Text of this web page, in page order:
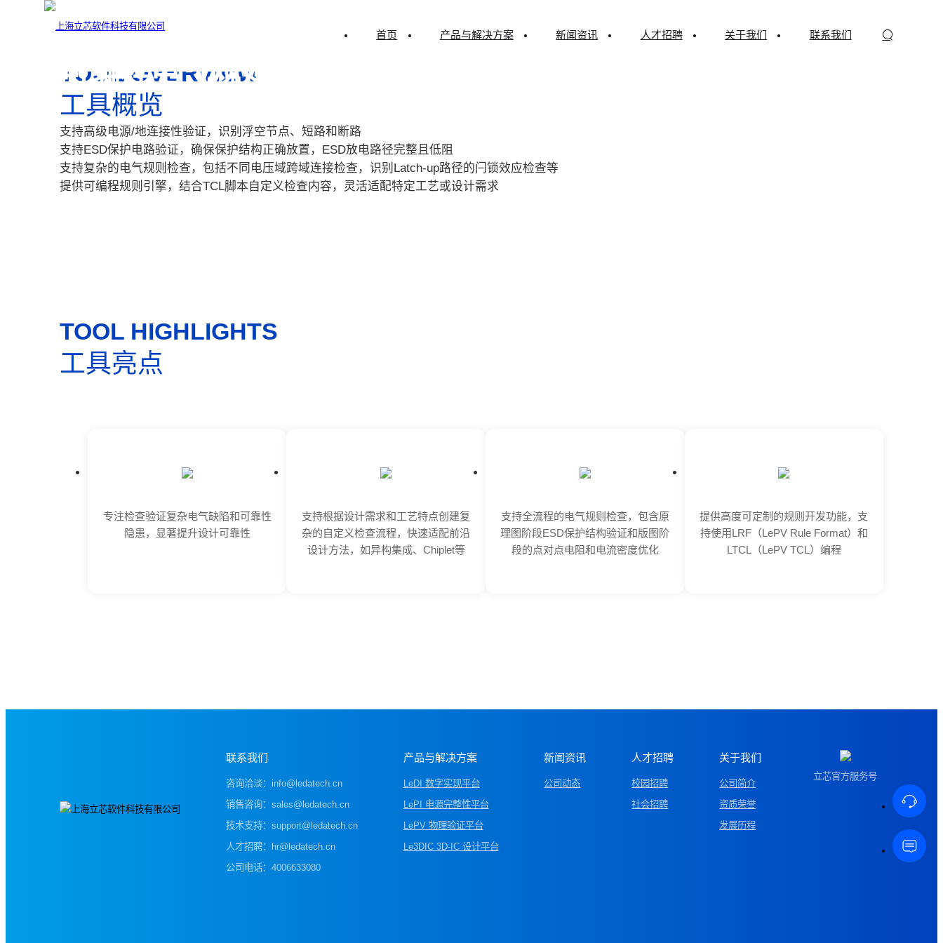
首页 产品与解决方案 新闻资讯 人才招聘 关于我们 联系我们
LePV
可编程电气规则检查工具LePERC
TOOL OVERVIEW
工具概览
支持高级电源/地连接性验证，识别浮空节点、短路和断路
支持ESD保护电路验证，确保保护结构正确放置，ESD放电路径完整且低阻
支持复杂的电气规则检查，包括不同电压域跨域连接检查，识别Latch-up路径的闩锁效应检查等
提供可编程规则引擎，结合TCL脚本自定义检查内容，灵活适配特定工艺或设计需求
TOOL HIGHLIGHTS
工具亮点
专注检查验证复杂电气缺陷和可靠性
隐患，显著提升设计可靠性
支持根据设计需求和工艺特点创建复
杂的自定义检查流程，快速适配前沿
设计方法，如异构集成、Chiplet等
支持全流程的电气规则检查，包含原
理图阶段ESD保护结构验证和版图阶
段的点对点电阻和电流密度优化
提供高度可定制的规则开发功能，支
持使用LRF（LePV Rule Format）和
LTCL（LePV TCL）编程
联系我们
咨询洽淡：info@ledatech.cn
销售咨询：sales@ledatech.cn
技术支持：support@ledatech.cn
人才招聘：hr@ledatech.cn
公司电话：4006633080
产品与解决方案
LeDI 数字实现平台
LePI 电源完整性平台
LePV 物理验证平台
Le3DIC 3D-IC 设计平台
新闻资讯
公司动态
人才招聘
校园招聘
社会招聘
关于我们
公司简介
资质荣誉
发展历程
立芯官方服务号